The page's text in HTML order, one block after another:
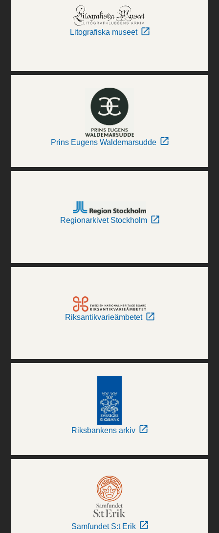
Litografiska museet
Prins Eugens Waldemarsudde
Regionarkivet Stockholm
Riksantikvarieämbetet
Riksbankens arkiv
Samfundet S:t Erik